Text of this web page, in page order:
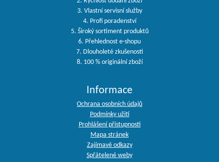
3. Vlastní servisní služby
4. Profi poradenství
5. Široký sortiment produktů
6. Přehlednost e-shopu
7. Dlouholeté zkušenosti
8. 100 % originální zboží
Informace
Ochrana osobních údajů
Podmínky užití
Prohlášení přístupnosti
Mapa stránek
Zajímavé odkazy
Spřátelené weby